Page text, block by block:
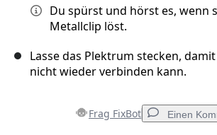
Du spürst und hörst es, wenn
Metallclip löst.
Lasse das Plektrum stecken,
nicht wieder verbinden kann.
Frag FixBot Einen